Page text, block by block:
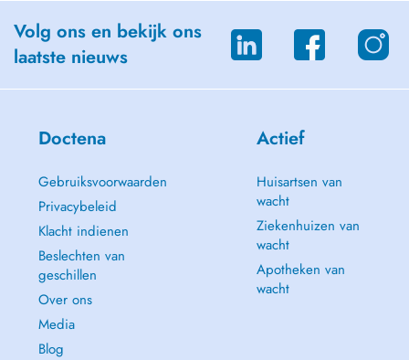
Volg ons en bekijk ons
laatste nieuws
Doctena
Gebruiksvoorwaarden
Privacybeleid
Klacht indienen
Beslechten van
geschillen
Over ons
Media
Blog
Actief
Huisartsen van
wacht
Ziekenhuizen van
wacht
Apotheken van
wacht